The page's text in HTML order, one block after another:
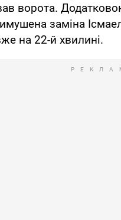
ворота.
заміна
на 22-й хвилині.